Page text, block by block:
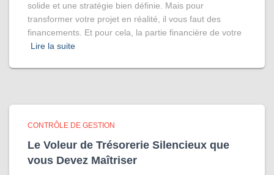
solide et une stratégie bien définie. Mais pour
transformer votre projet en réalité, il vous faut des
financements. Et pour cela, la partie financière de votre
Lire la suite
CONTRÔLE DE GESTION
Le Voleur de Trésorerie Silencieux que
vous Devez Maîtriser